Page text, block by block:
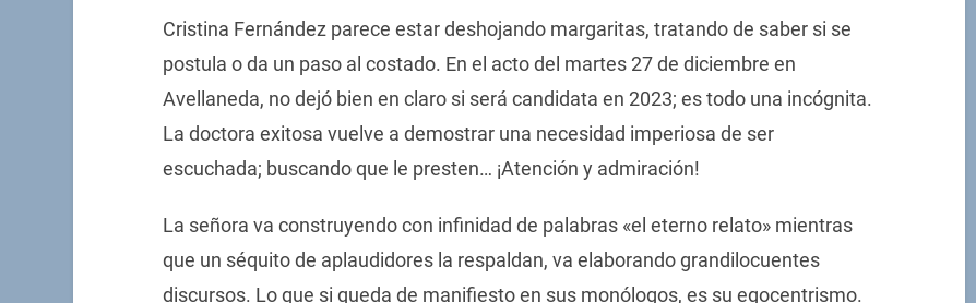
Cristina Fernández parece estar deshojando margaritas, tratando de saber si se
postula o da un paso al costado. En el acto del martes 27 de diciembre en
Avellaneda, no dejó bien en claro si será candidata en 2023; es todo una incógnita.
La doctora exitosa vuelve a demostrar una necesidad imperiosa de ser
escuchada; buscando que le presten… ¡Atención y admiración!
La señora va construyendo con infinidad de palabras «el eterno relato» mientras
que un séquito de aplaudidores la respaldan, va elaborando grandilocuentes
discursos. Lo que si queda de manifiesto en sus monólogos, es su egocentrismo.